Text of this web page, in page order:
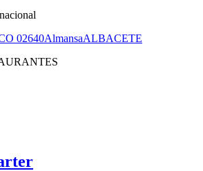
02640AlmansaALBACETE